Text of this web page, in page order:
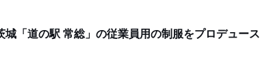
城「道の駅 常総」の従業員用の制服をプロデュース